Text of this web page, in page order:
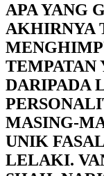
APA YANG
AKHIRNYA
TEMPATAN
DARIPADA
MASING-
UNIK
LELAKI.